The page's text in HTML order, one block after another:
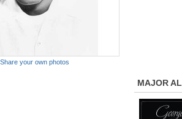
Share your own photos
MAJOR